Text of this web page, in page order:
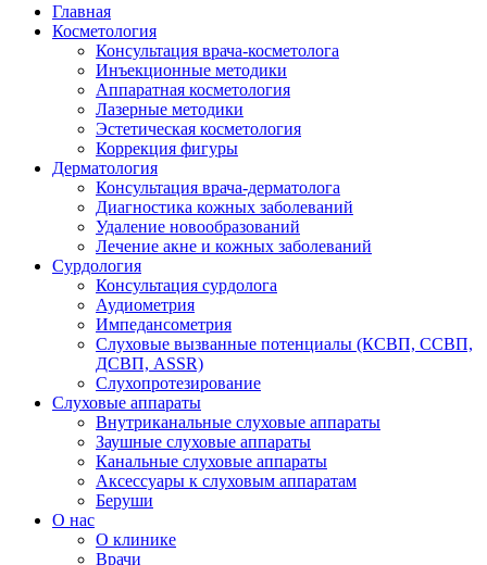
Главная
Косметология
Консультация врача-косметолога
Инъекционные методики
Аппаратная косметология
Лазерные методики
Эстетическая косметология
Коррекция фигуры
Дерматология
Консультация врача-дерматолога
Диагностика кожных заболеваний
Удаление новообразований
Лечение акне и кожных заболеваний
Сурдология
Консультация сурдолога
Аудиометрия
Импедансометрия
Слуховые вызванные потенциалы (КСВП, ССВП,
ДСВП, ASSR)
Слухопротезирование
Слуховые аппараты
Внутриканальные слуховые аппараты
Заушные слуховые аппараты
Канальные слуховые аппараты
Аксессуары к слуховым аппаратам
Беруши
О нас
О клинике
Врачи